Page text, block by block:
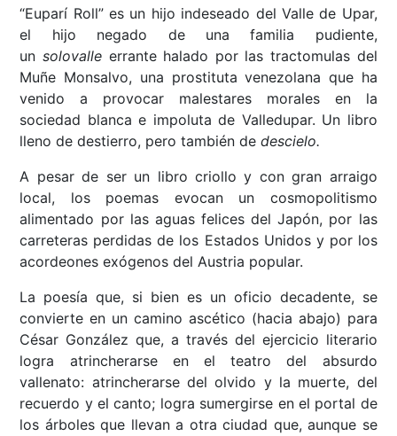
“Euparí Roll” es un hijo indeseado del Valle de Upar,
el hijo negado de una familia pudiente,
unsolovalle errante halado por las tractomulas del
Muñe Monsalvo, una prostituta venezolana que ha
venido a provocar malestares morales en la
sociedad blanca e impoluta de Valledupar. Un libro
lleno de destierro, pero también dedescielo.
A pesar de ser un libro criollo y con gran arraigo
local, los poemas evocan un cosmopolitismo
alimentado por las aguas felices del Japón, por las
carreteras perdidas de los Estados Unidos y por los
acordeones exógenos del Austria popular.
La poesía que, si bien es un oficio decadente, se
convierte en un camino ascético (hacia abajo) para
César González que, a través del ejercicio literario
logra atrincherarse en el teatro del absurdo
vallenato: atrincherarse del olvido y la muerte, del
recuerdo y el canto; logra sumergirse en el portal de
los árboles que llevan a otra ciudad que, aunque se